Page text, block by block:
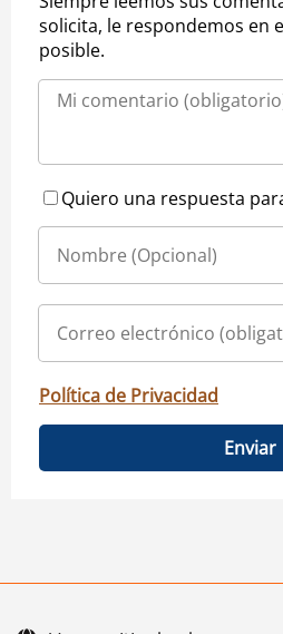
solicita, le respondemos en
posible.
Quiero una respuesta
Política de Privacidad
Enviar